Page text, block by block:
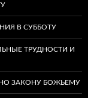
В СУББОТУ
ТРУДНОСТИ И
ЗАКОНУ БОЖЬЕМУ